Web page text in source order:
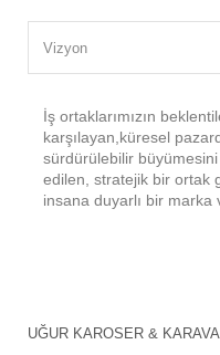
İş ortaklarımızın
karşılayan,küresel
sürdürülebilir
edilen, stratejik bir ortak
insana duyarlı bir marka
UĞUR KAROSER &